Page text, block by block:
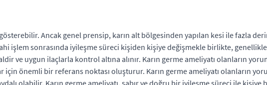
Ancak genel prensip, karın alt bölgesinden yapılan kesi ile fazla
işlem sonrasında iyileşme süreci kişiden kişiye değişmekle birlikte,
ve uygun ilaçlarla kontrol altına alınır. Karın germe ameliyatı olanların
için önemli bir referans noktası oluşturur. Karın germe ameliyatı olanların
olabilir. Karın germe ameliyatı, sabır ve doğru bir iyileşme süreci ile kişiye